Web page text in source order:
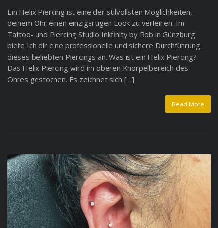
Ein Helix Piercing ist eine der stilvollsten Möglichkeiten,
deinem Ohr einen einzigartigen Look zu verleihen. Im
Tattoo- und Piercing Studio Inkfinity by Rob in Günzburg
biete Ich dir eine professionelle und sichere Durchführung
dieses beliebten Piercings an. Was ist ein Helix Piercing?
Das Helix Piercing wird im oberen Knorpelbereich des
Ohres gestochen. Es zeichnet sich […]
Read More